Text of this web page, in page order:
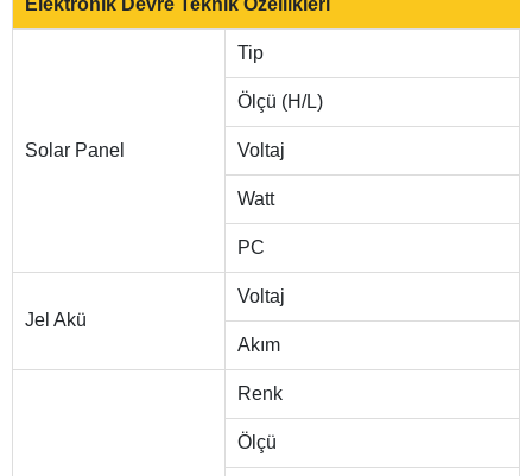
Elektronik Devre Teknik Özellikleri
Solar Panel
Tip
Ölçü (H/L)
Voltaj
Watt
PC
Jel Akü
Voltaj
Akım
Renk
Ölçü